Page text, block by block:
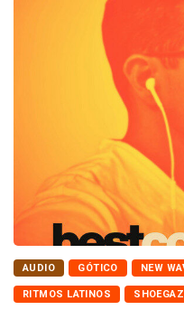
AUDIO GÓTICO NEW
RITMOS LATINOS